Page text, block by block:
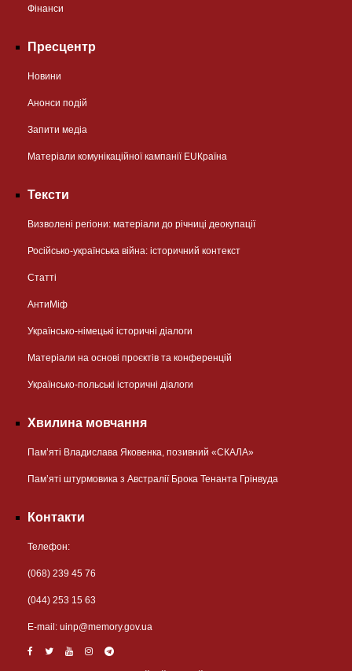
Фінанси
Пресцентр
Новини
Анонси подій
Запити медіа
Матеріали комунікаційної кампанії EUКраїна
Тексти
Визволені регіони: матеріали до річниці деокупації
Російсько-українська війна: історичний контекст
Статті
АнтиМіф
Українсько-німецькі історичні діалоги
Матеріали на основі проєктів та конференцій
Українсько-польські історичні діалоги
Хвилина мовчання
Пам’яті Владислава Яковенка, позивний «СКАЛА»
Пам’яті штурмовика з Австралії Брока Тенанта Грінвуда
Контакти
Телефон:
(068) 239 45 76
(044) 253 15 63
Е-mail: uinp@memory.gov.ua